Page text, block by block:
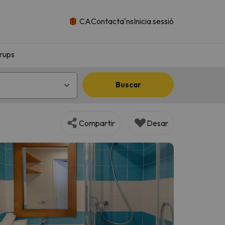
CAContacta'nsInicia sessió
Buscar
Compartir Desar